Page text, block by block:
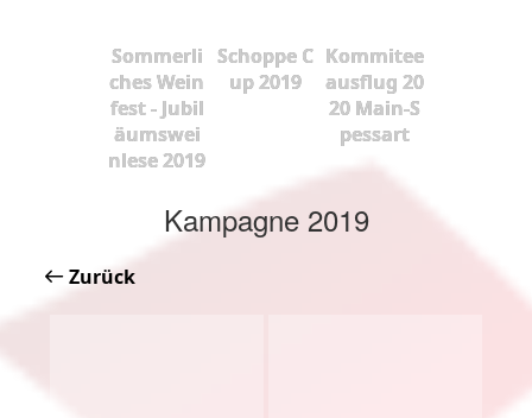
Sommerli
ches Wein
fest - Jubil
äumswei
nlese 2019
Schoppe C
up 2019
Kommitee
ausflug 20
20 Main-S
pessart
Kampagne 2019
Zurück